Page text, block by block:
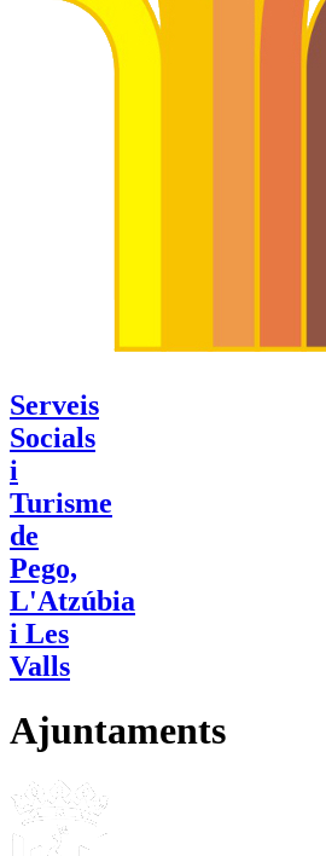
Serveis
Socials
i
Turisme
de
Pego,
L'Atzúbia
i Les
Valls
Ajuntaments